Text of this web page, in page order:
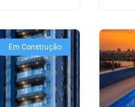
Em Construção